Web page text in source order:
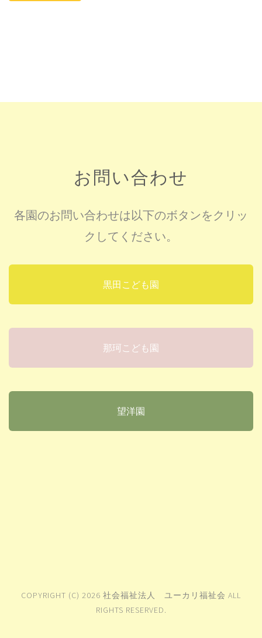
お問い合わせ
各園のお問い合わせは以下のボタンをクリッ
クしてください。
黒田こども園
那珂こども園
望洋園
COPYRIGHT (C) 2026 社会福祉法人 ユーカリ福祉会 ALL
RIGHTS RESERVED.